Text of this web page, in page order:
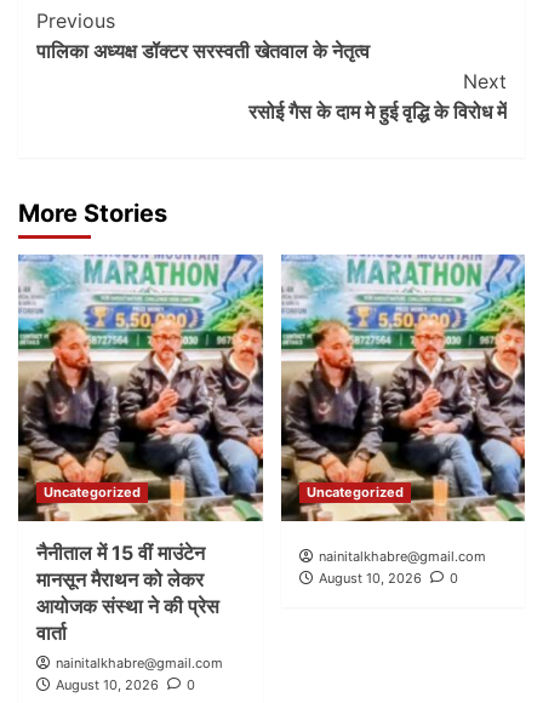
Post
Navigation
Previous
पालिका अध्यक्ष डॉक्टर सरस्वती खेतवाल के नेतृत्व
Next
रसोई गैस के दाम मे हुई वृद्धि के विरोध में
More Stories
Uncategorized
नैनीताल में 15 वीं माउंटेन
मानसून मैराथन को लेकर
आयोजक संस्था ने की प्रेस
वार्ता
nainitalkhabre@gmail.com
August 10, 2026
0
Uncategorized
nainitalkhabre@gmail.com
August 10, 2026
0